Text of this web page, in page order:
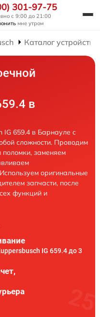
301-97-75
с 9:00 до 21:00
мне утром
Каталог устройств
в
IG 659.4 в Барнауле с
сложности. Проводим
поломки, заменяем
оригинальные
запчасти, после
функций и
IG 659.4 до 3